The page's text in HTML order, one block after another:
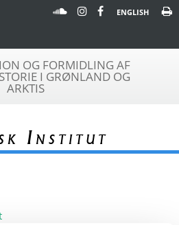
ENGLISH
OG FORMIDLING AF
I GRØNLAND OG
ARKTIS
Institut